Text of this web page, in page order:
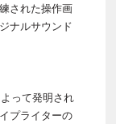
された操作画
ナルサウンド
って発明され
プライターの